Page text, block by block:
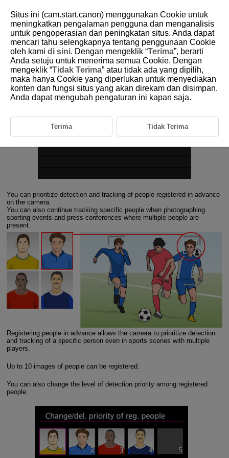
1-4 Register People Priority
Prioritizing detection and tracking of registered people in images
You can prioritize detection and tracking of people registered in advance
on the camera.
You can also continue tracking specific people when photographing
sporting events and press conferences where multiple people are
present.
Registering people in advance allows the camera to prioritize detection
and tracking of a specific person even in sports scenes with multiple
players.
Up to 10 images of people can be registered.
You can also change the level of detection priority among registered
people.
Situs ini (cam.start.canon) menggunakan Cookie untuk
meningkatkan pengalaman pengguna dan menganalisis
untuk pengoperasian dan peningkatan situs. Anda dapat
mencari tahu selengkapnya tentang penggunaan Cookie
oleh kami di sini. Dengan mengeklik “Terima”, berarti
Anda setuju untuk menerima semua Cookie. Dengan
mengeklik “Tidak Terima” atau tidak ada yang dipilih,
maka hanya Cookie yang diperlukan untuk menyediakan
konten dan fungsi situs yang akan direkam dan disimpan.
Anda dapat mengubah pengaturan ini kapan saja.
Terima Tidak Terima